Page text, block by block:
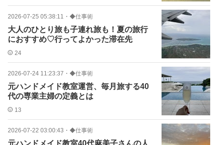
2026-07-25 05:38:11 ・ ◆仕事術
大人のひとり旅も子連れ旅も！夏の旅行
におすすめ♡行ってよかった滞在先
24
2026-07-24 11:23:37 ・ ◆仕事術
元ハンドメイド教室運営、毎月旅する40
代の専業主婦の定義とは
13
2026-07-22 03:00:43 ・ ◆仕事術
元ハンドメイド教室40代麻美子さんの人